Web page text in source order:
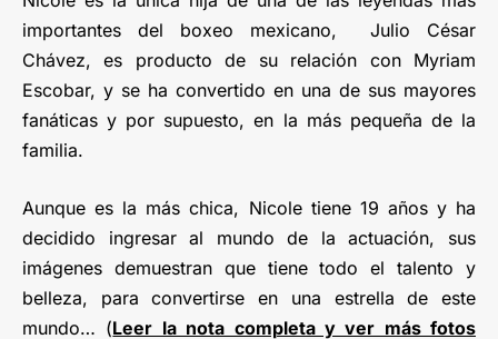
importantes del boxeo mexicano, Julio César
Chávez, es producto de su relación con Myriam
Escobar, y se ha convertido en una de sus mayores
fanáticas y por supuesto, en la más pequeña de la
familia.
Aunque es la más chica, Nicole tiene 19 años y ha
decidido ingresar al mundo de la actuación, sus
imágenes demuestran que tiene todo el talento y
belleza, para convertirse en una estrella de este
mundo… (Leer la nota completa y ver más fotos